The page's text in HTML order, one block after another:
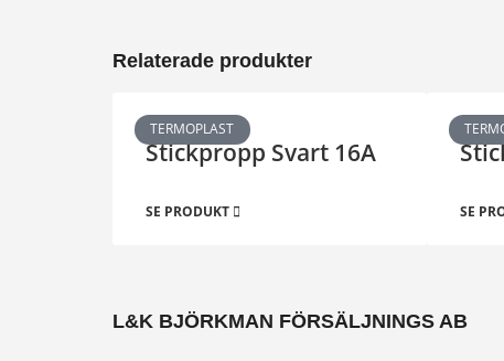
Relaterade produkter
TERMOPLAST
Stickpropp Svart 16A
SE PRODUKT SE
L&K BJÖRKMAN FÖRSÄLJNINGS AB